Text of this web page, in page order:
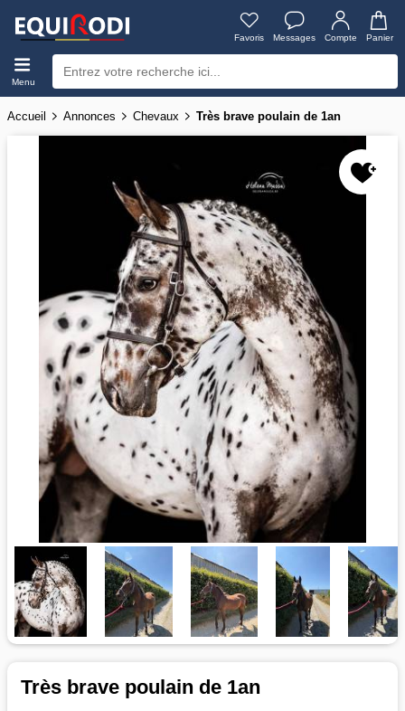
Favoris Messages Compte Panier
Menu
Accueil Annonces Chevaux Très brave poulain de 1an
Très brave poulain de 1an